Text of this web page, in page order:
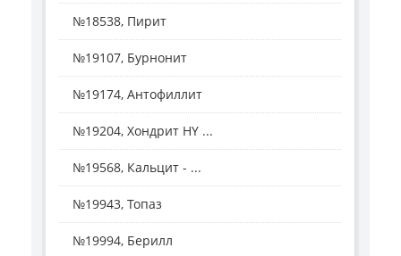
№18538, Пирит
№19107, Бурнонит
№19174, Антофиллит
№19204, Хондрит HY ...
№19568, Кальцит - ...
№19943, Топаз
№19994, Берилл